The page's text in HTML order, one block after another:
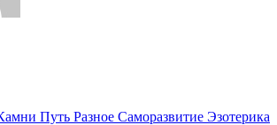
Путь Разное Саморазвитие Эзотерика